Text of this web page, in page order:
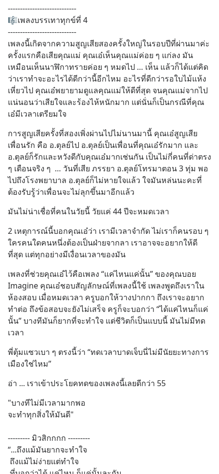
----------------------------
🎼เพลงบรรเทาทุกข์ที่ 4
----------------------------
เพลงนี้เกิดจากความสูญเสียสองครั้งใหญ่ในรอบปีที่ผ่านมาค่ะ
ครั้งแรกคือเสียคุณแม่ คุณเอ๋เห็นคุณแม่ค่อย ๆ แก่ลง มัน
เหมือนเห็นนาฬิกาทรายค่อย ๆ หมดไป … เห็น แล้วก็ได้แต่คิด
ว่าเราทำจะอะไรได้ดีกว่านี้อีกไหม อะไรที่ดีกว่ารอใบไม้แห้ง
เหี่ยวไป คุณเอ๋พยายามดูแลคุณแม่ให้ดีที่สุด จนคุณแม่จากไป
แน่นอนว่าเสียใจและร้องไห้หนักมาก แต่นั่นก็เป็นกรณีที่คุณ
เอ๋มีเวลาเตรียมใจ
การสูญเสียครั้งที่สองเพิ่งผ่านไปไม่นานมานี้ คุณเอ๋สูญเสีย
เพื่อนรัก คือ อ.ตุลย์ไป อ.ตุลย์เป็นเพื่อนที่คุณเอ๋รักมาก และ
อ.ตุลย์ก็รักและหวังดีกับคุณเอ๋มากเช่นกัน เป็นไม่กี่คนที่ด่าตรง
ๆ เตือนจริง ๆ  … วันที่เสีย ภรรยา อ.ตุลย์โทรมาตอน 3 ทุ่ม พอ
ไปถึงโรงพยาบาล อ.ตุลย์ก็ไม่หายใจแล้ว ใจมันหล่นนะคะที่
ต้องรับรู้ว่าเพื่อนจะไม่ลุกขึ้นมาอีกแล้ว
มันไม่น่าเชื่อที่คนในวัยนี้ วัยแค่ 44 ปีจะหมดเวลา
2 เหตุการณ์นี้บอกคุณเอ๋ว่า เรามีเวลาจำกัด ไม่เราก็คนรอบ ๆ
ใครคนใดคนหนึ่งต้องเป็นฝ่ายจากลา เราอาจจะอยากให้ดี
ที่สุด แต่ทุกอย่างมีเงื่อนเวลาของมัน
เพลงที่ช่วยคุณเอ๋ไว้คือเพลง “แค่ไหนแค่นั้น” ของคุณบอย
Imagine คุณเอ๋ชอบสัญลักษณ์ที่เพลงนี้ใช้ เพลงพูดถึงเราใน
ห้องสอบ เมื่อหมดเวลา ครูบอกให้วางปากกา ถึงเราจะอยาก
ทำต่อ ถึงข้อสอบจะยังไม่เสร็จ ครูก็จะบอกว่า “ได้แค่ไหนก็แค่
นั้น” บางทีมันก็ยากที่จะทำใจ แต่ชีวิตก็เป็นแบบนี้ มันไม่มีทด
เวลา
พี่ตุ้มแซวเบา ๆ ตรงนี้ว่า “ทดเวลาบาดเจ็บนี่ไม่มีนัยยะทางการ
เมืองใช่ไหม”
อ่า ... เราเข้าประโยคทดของเพลงนี้เลยดีกว่า 55
"บางทีไม่มีเวลามากพอ
จะทำทุกสิ่งให้มันดี"
--------- มิวสิกกกก ---------
“...ถึงแม้มันยากจะทำใจ
ถึงแม้ไม่ง่ายแต่ทำใจ